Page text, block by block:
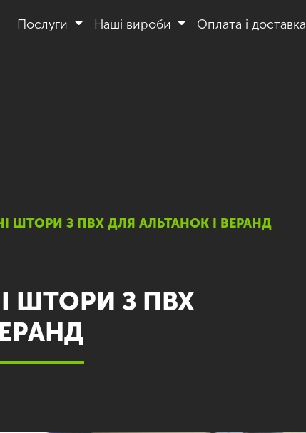
Послуги Наші вироби Оплата і доставка
ШТОРИ З ПВХ ДЛЯ АЛЬТАНОК І ВЕРАНД
ШТОРИ З ПВХ